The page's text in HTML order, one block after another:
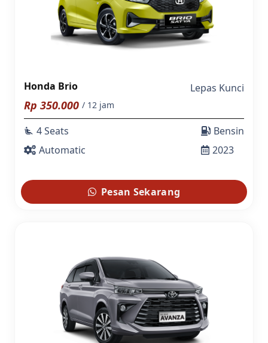
Honda Brio Lepas Kunci
Rp 350.000 / 12 jam
airline_seat_recline_extra 4 Seats
Automatic
Bensin
2023
Pesan Sekarang